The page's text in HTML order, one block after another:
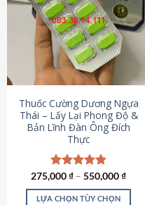
thể.
Các
tùy
chọn
có
thể
chọn
trên
trang
sản
phẩm
Thuốc Cường Dương Ngựa
Thái – Lấy Lại Phong Độ &
Bản Lĩnh Đàn Ông Đích
Thực
Được xếp
hạng4.87
5 sao
275,000₫ – 550,000₫
LỰA CHỌN TÙY CHỌN